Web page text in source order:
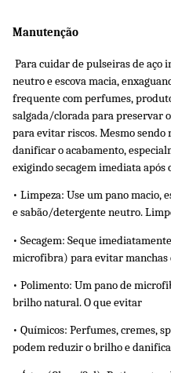
Manutenção
neutro e escova macia,
frequente com perfumes,
salgada/clorada para preservar
para evitar riscos. Mesmo
danificar o acabamento,
exigindo secagem imediata após
• Limpeza: Use um pano macio,
e sabão/detergente neutro.
• Secagem: Seque
microfibra) para evitar manchas
• Polimento: Um pano de
brilho natural. O que evitar
• Químicos: Perfumes, cremes,
podem reduzir o brilho e